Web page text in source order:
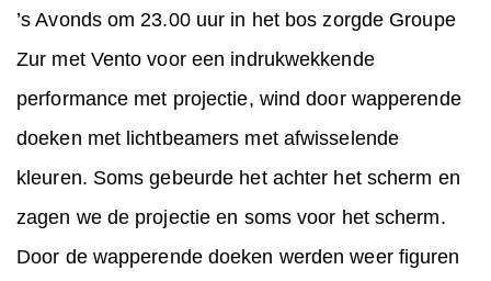
’s Avonds om 23.00 uur in het bos zorgde Groupe
Zur met Vento voor een indrukwekkende
performance met projectie, wind door wapperende
doeken met lichtbeamers met afwisselende
kleuren. Soms gebeurde het achter het scherm en
zagen we de projectie en soms voor het scherm.
Door de wapperende doeken werden weer figuren